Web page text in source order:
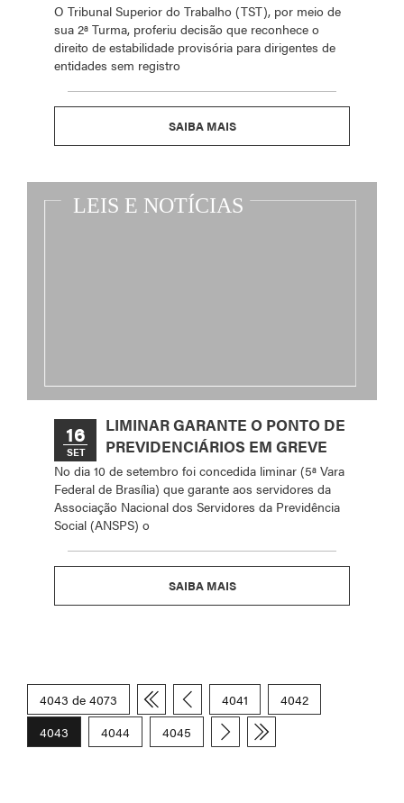
O Tribunal Superior do Trabalho (TST), por meio de
sua 2ª Turma, proferiu decisão que reconhece o
direito de estabilidade provisória para dirigentes de
entidades sem registro
SAIBA MAIS
16
SET
LIMINAR GARANTE O PONTO DE
PREVIDENCIÁRIOS EM GREVE
No dia 10 de setembro foi concedida liminar (5ª Vara
Federal de Brasília) que garante aos servidores da
Associação Nacional dos Servidores da Previdência
Social (ANSPS) o
SAIBA MAIS
4043 de 4073 4041
4042
4043
4044 4045